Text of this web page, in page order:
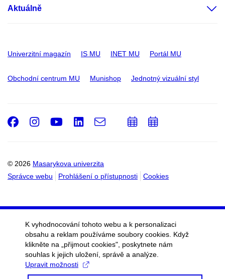
Aktuálně
Univerzitní magazín IS MU INET MU Portál MU
Obchodní centrum MU Munishop Jednotný vizuální styl
© 2026 Masarykova univerzita
Správce webu
Prohlášení o přístupnosti Cookies
Facebook
Instagram
Youtube
LinkedIn
e-
PřidatPřidat
K vyhodnocování tohoto webu a k personalizaci
obsahu a reklam používáme soubory cookies. Když
klikněte na „přijmout cookies", poskytnete nám
souhlas k jejich uložení, správě a analýze.
Upravit možnosti